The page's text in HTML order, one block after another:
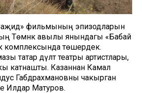
фильмының эпизодларын
Төмәнәк авылы янындагы «Бабай
комплексында төшердек.
татар дәүләт театры артистлары,
катнашты. Казаннан Камал
Габдрахмановны чакырган
Илдар Матуров.